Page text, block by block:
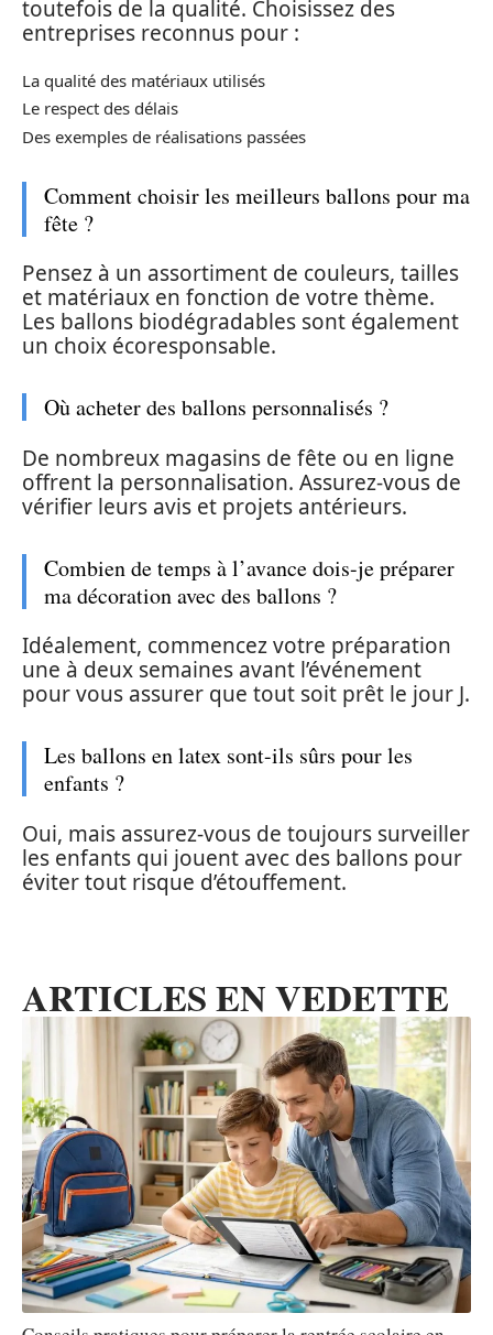
toutefois de la qualité. Choisissez des
entreprises reconnus pour :
La qualité des matériaux utilisés
Le respect des délais
Des exemples de réalisations passées
Comment choisir les meilleurs ballons pour ma
fête ?
Pensez à un assortiment de couleurs, tailles
et matériaux en fonction de votre thème.
Les ballons biodégradables sont également
un choix écoresponsable.
Où acheter des ballons personnalisés ?
De nombreux magasins de fête ou en ligne
offrent la personnalisation. Assurez-vous de
vérifier leurs avis et projets antérieurs.
Combien de temps à l’avance dois-je préparer
ma décoration avec des ballons ?
Idéalement, commencez votre préparation
une à deux semaines avant l’événement
pour vous assurer que tout soit prêt le jour J.
Les ballons en latex sont-ils sûrs pour les
enfants ?
Oui, mais assurez-vous de toujours surveiller
les enfants qui jouent avec des ballons pour
éviter tout risque d’étouffement.
ARTICLES EN VEDETTE